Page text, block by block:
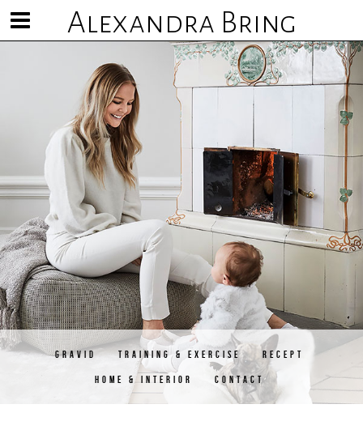
Alexandra Bring
Visa/göm
meny
GRAVID TRAINING & EXERCISE RECEPT
HOME & INTERIOR CONTACT